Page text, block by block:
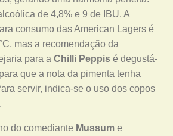
de 4,8% e 9 de IBU. A
consumo das American Lagers é
mas a recomendação da
para a Chilli Peppis é degustá-
que a nota da pimenta tenha
servir, indica-se o uso dos copos
do comediante Mussum e